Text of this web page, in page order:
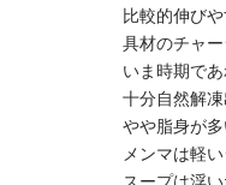
比較的伸び
具材のチャー
いま時期で
十分自然解凍
やや脂身が多
メンマは軽